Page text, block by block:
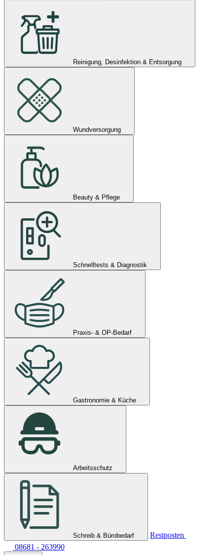
Reinigung, Desinfektion & Entsorgung
Wundversorgung
Beauty & Pflege
Schnelltests & Diagnostik
Praxis- & OP-Bedarf
Gastronomie & Küche
Arbeitsschutz
Schreib & Bürobedarf
Restposten
08681 - 263990